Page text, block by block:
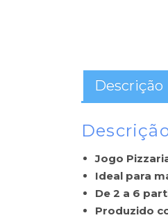
Descrição
Jogo
Ideal para
De 2 a 6
Produzido